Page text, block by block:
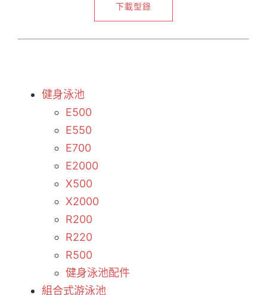
下載型錄
健身泳池
E500
E550
E700
E2000
X500
X2000
R200
R220
R500
健身泳池配件
組合式游泳池